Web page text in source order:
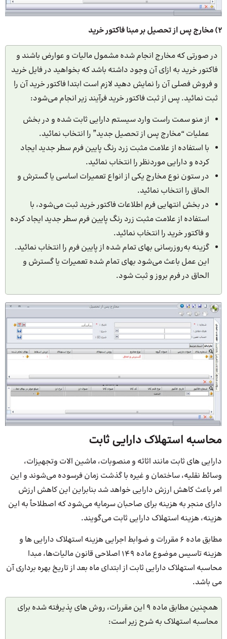
2) مخارج پس از تحصیل بر مبنا فاکتور خرید
در صورتی که مخارج انجام شده مشمول مالیات و عوارض باشند و
فاکتور خرید به ازای آن وجود داشته باشد که بخواهید در فایل خرید
و فروش فصلی آن را نمایش دهید لازم است ابتدا فاکتور خرید آن را
ثبت نمائید. پس از ثبت فاکتور خرید فرآیند زیر انجام می‌شود:
از منو سمت راست وارد سیستم دارایی ثابت شده و در بخش
عملیات “مخارج پس از تحصیل جدید” را انتخاب نمائید.
با استفاده از علامت مثبت زرد رنگ پایین فرم سطر جدید ایجاد
کرده و دارایی موردنظر را انتخاب نمائید.
در ستون نوع مخارج یکی از انواع تعمیرات اساسی یا گسترش و
الحاق را انتخاب نمائید.
در بخش انتهایی فرم اطلاعات فاکتور خرید ثبت می‌شود، با
استفاده از علامت مثبت زرد رنگ پایین فرم سطر جدید ایجاد کرده
و فاکتور خرید را انتخاب نمائید.
گزینه به‌روزرسانی بهای تمام شده از پایین فرم را انتخاب نمائید.
این عمل باعث می‌شود بهای تمام شده تعمیرات یا گسترش و
الحاق در فرم بروز و ثبت شود.
محاسبه استهلاک دارایی ثابت
دارایی های ثابت مانند اثاثه و منصوبات، ماشین الات وتجهیزات،
وسائط نقلیه، ساختمان و غیره با گذشت زمان فرسوده می‌شوند و این
امر باعث کاهش ارزش دارایی خواهد شد بنابراین این کاهش ارزش
دارای منجر به هزینه برای صاحبان سرمایه می‌شود که اصطلاحاً به این
هزینه، هزینه استهلاک دارایی ثابت می‌گویند.
مطابق ماده 6 مقررات و ضوابط اجرایی هزینه استهلاک دارایی ها و
هزینه تاسیس موضوع ماده ۱۴۹ اصلاحی قانون مالیات‌ها، مبدا
محاسبه استهلاک دارایی ثابت از ابتدای ماه بعد از تاریخ بهره برداری آن
می باشد.
همچنین مطابق ماده 9 این مقررات، روش های پذیرفته شده برای
محاسبه استهلاک به شرح زیر است: